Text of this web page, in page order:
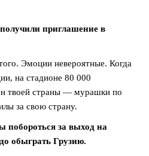
приглашение в
Эмоции невероятные. Когда
на стадионе 80 000
твоей страны — мурашки по
за свою страну.
побороться за выход на
обыграть Грузию.